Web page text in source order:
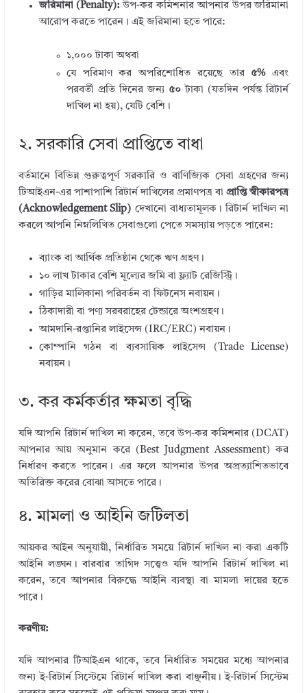
জরিমানা (Penalty):উপ-কর কমিশনার আপনার উপর জরিমানা
আরোপ করতে পারেন। এই জরিমানা হতে পারে:
১,০০০ টাকা অথবা
যে পরিমাণ কর অপরিশোধিত রয়েছে তার ৫%এবং
পরবর্তী প্রতি দিনের জন্য ৫০ টাকা (যতদিন পর্যন্ত রিটার্ন
দাখিল না হয়), যেটি বেশি।
২. সরকারি সেবা প্রাপ্তিতে বাধা
বর্তমানে বিভিন্ন গুরুত্বপূর্ণ সরকারি ও বাণিজ্যিক সেবা গ্রহণের জন্য
টিআইএন-এর পাশাপাশি রিটার্ন দাখিলের প্রমাণপত্র বাপ্রাপ্তি স্বীকারপত্র
(Acknowledgement Slip) দেখানো বাধ্যতামূলক। রিটার্ন দাখিল না
করলে আপনি নিম্নলিখিত সেবাগুলো পেতে সমস্যায় পড়তে পারেন:
ব্যাংক বা আর্থিক প্রতিষ্ঠান থেকে ঋণ গ্রহণ।
১০ লাখ টাকার বেশি মূল্যের জমি বা ফ্ল্যাট রেজিস্ট্রি।
গাড়ির মালিকানা পরিবর্তন বা ফিটনেস নবায়ন।
ঠিকাদারী বা পণ্য সরবরাহের টেন্ডারে অংশগ্রহণ।
আমদানি-রপ্তানির লাইসেন্স (IRC/ERC) নবায়ন।
কোম্পানি গঠন বা ব্যবসায়িক লাইসেন্স (Trade License)
নবায়ন।
৩. কর কর্মকর্তার ক্ষমতা বৃদ্ধি
যদি আপনি রিটার্ন দাখিল না করেন, তবে উপ-কর কমিশনার (DCAT)
আপনার আয় অনুমান করে (Best Judgment Assessment) কর
নির্ধারণ করতে পারেন। এর ফলে আপনার উপর অপ্রত্যাশিতভাবে
অতিরিক্ত করের বোঝা আসতে পারে।
৪. মামলা ও আইনি জটিলতা
আয়কর আইন অনুযায়ী, নির্ধারিত সময়ে রিটার্ন দাখিল না করা একটি
আইনি লঙ্ঘন। বারবার তাগিদ সত্ত্বেও যদি আপনি রিটার্ন দাখিল না
করেন, তবে আপনার বিরুদ্ধে আইনি ব্যবস্থা বা মামলা দায়ের হতে
পারে।
করণীয়:
যদি আপনার টিআইএন থাকে, তবে নির্ধারিত সময়ের মধ্যে আপনার
জন্য ই-রিটার্ন সিস্টেমে রিটার্ন দাখিল করা বাঞ্ছনীয়। ই-রিটার্ন সিস্টেম